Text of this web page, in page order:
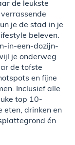
de leukste
je de stad in je
beleven.
in-een-dozijn-
je onderweg
de tofste
en fijne
Inclusief alle
top 10-
eten, drinken en
én